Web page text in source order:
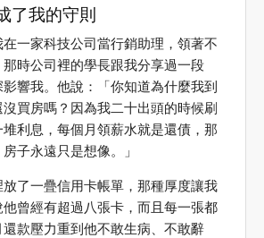
了我的守則
在一家科技公司當行銷助理，領著不
時公司裡的學長跟我分享過一段
響我。他說：「你知道為什麼我到
買房嗎？因為我二十出頭的時候刷
利息，每個月領薪水就是還債，那
子永遠只是想像。」
了一疊信用卡帳單，那種厚度讓我
曾經有超過八張卡，而且每一張都
款壓力重到他不敢生病、不敢辭